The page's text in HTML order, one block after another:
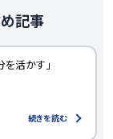
記事
活かす」
続きを読む